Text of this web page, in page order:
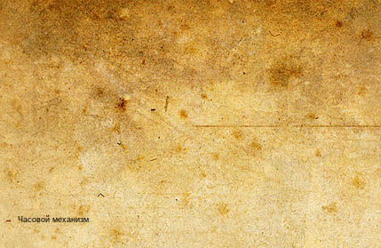
→ Часовой механизм